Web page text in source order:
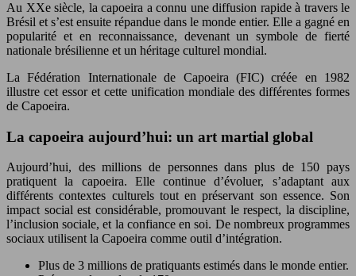
Au XXe siècle, la capoeira a connu une diffusion rapide à travers le
Brésil et s’est ensuite répandue dans le monde entier. Elle a gagné en
popularité et en reconnaissance, devenant un symbole de fierté
nationale brésilienne et un héritage culturel mondial.
La Fédération Internationale de Capoeira (FIC) créée en 1982
illustre cet essor et cette unification mondiale des différentes formes
de Capoeira.
La capoeira aujourd’hui: un art martial global
Aujourd’hui, des millions de personnes dans plus de 150 pays
pratiquent la capoeira. Elle continue d’évoluer, s’adaptant aux
différents contextes culturels tout en préservant son essence. Son
impact social est considérable, promouvant le respect, la discipline,
l’inclusion sociale, et la confiance en soi. De nombreux programmes
sociaux utilisent la Capoeira comme outil d’intégration.
Plus de 3 millions de pratiquants estimés dans le monde entier.